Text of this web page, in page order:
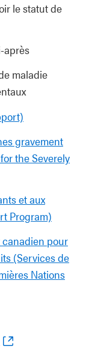
le statut de
après
maladie
gravement
the Severely
et aux
Program)
pour
(Services de
Nations